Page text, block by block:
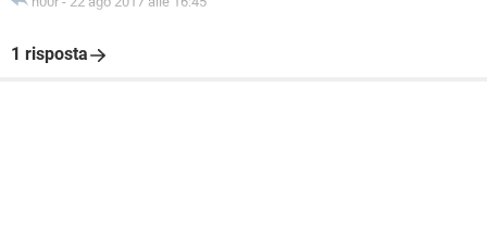
1 risposta